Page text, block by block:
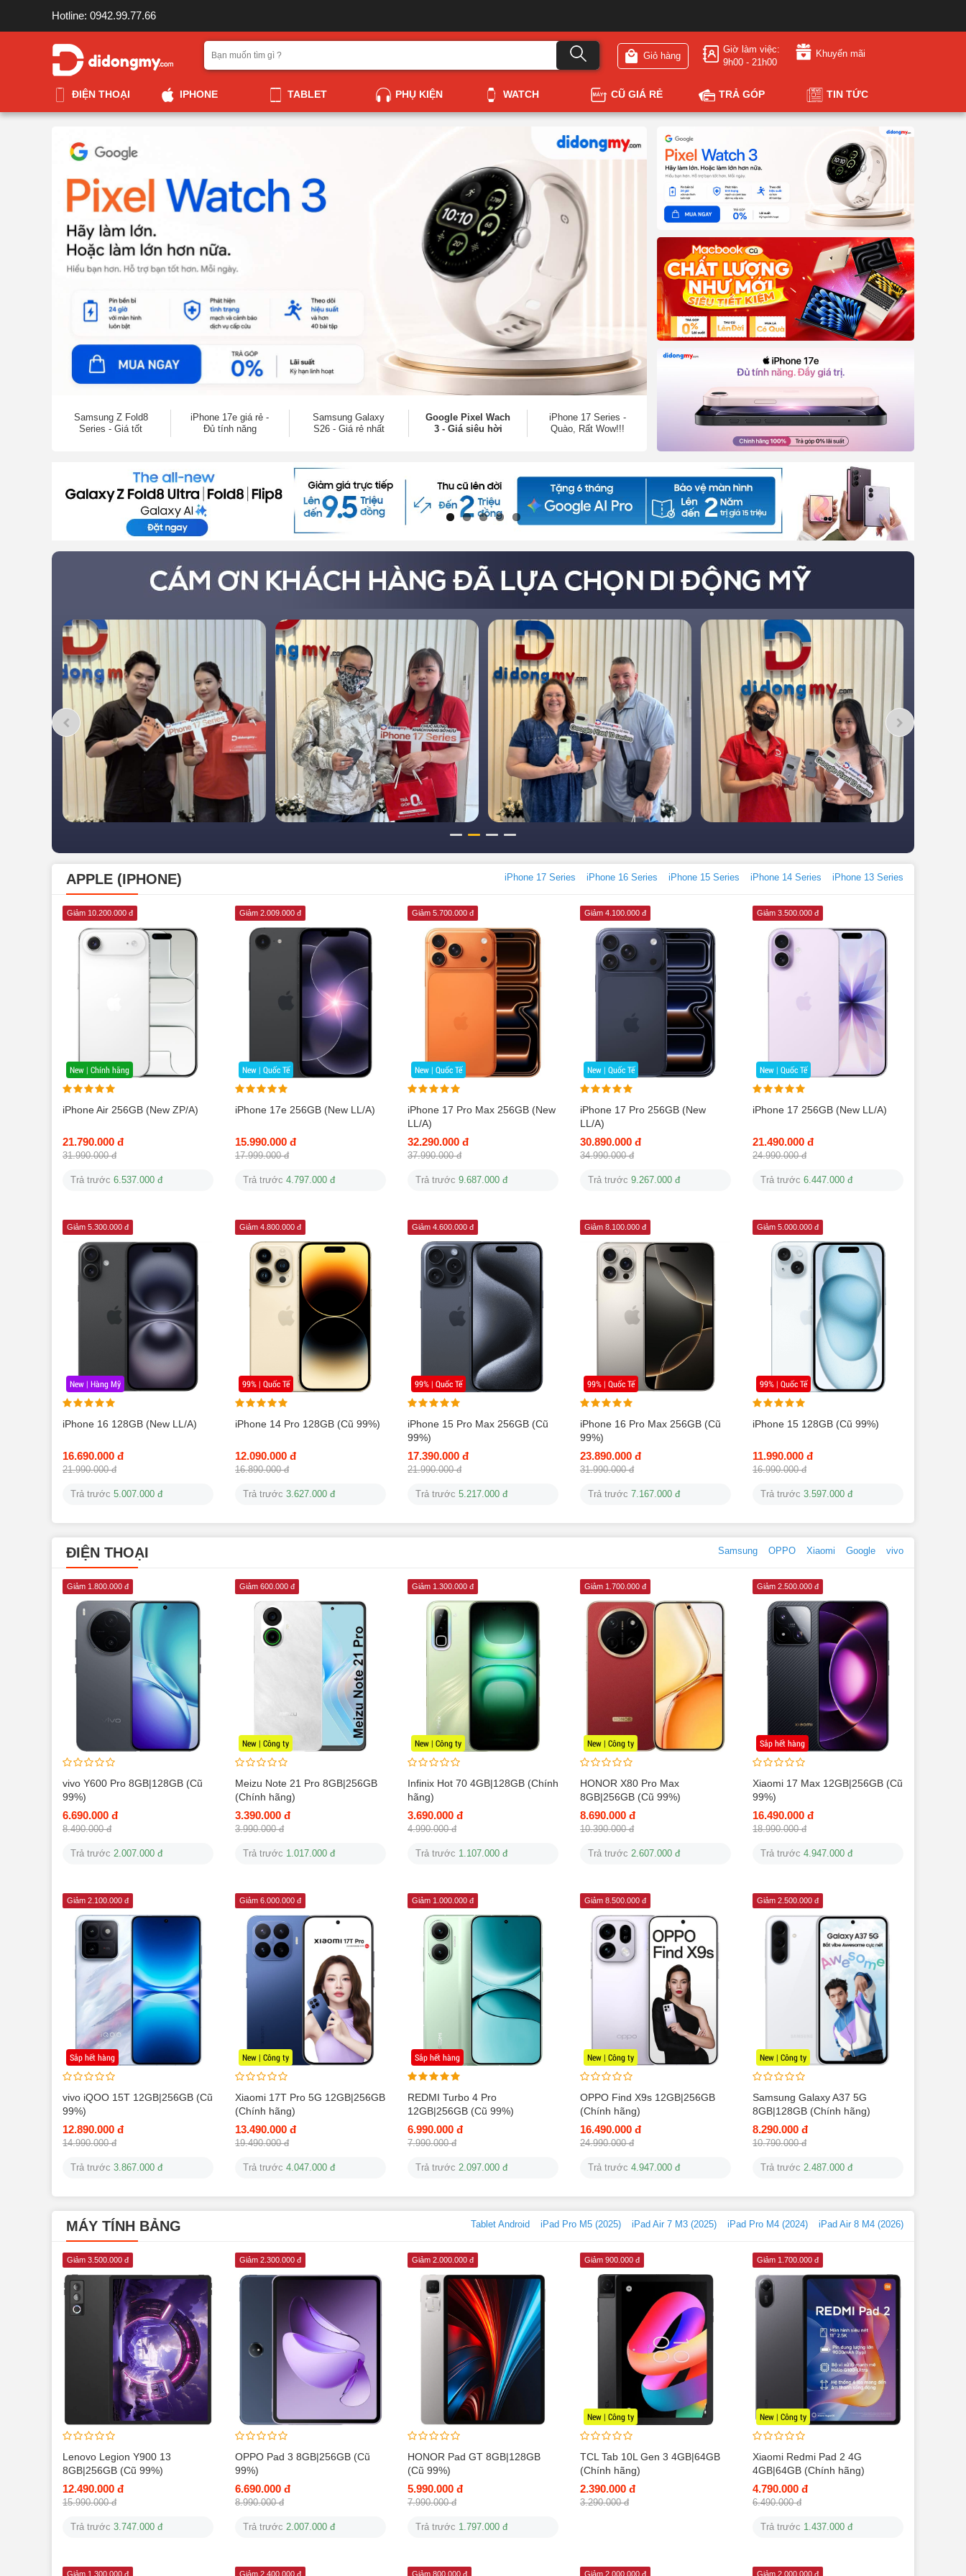
Hotline: 0942.99.77.66
Giỏ hàng
Giờ làm việc:
9h00 - 21h00
Khuyến mãi
ĐIỆN THOẠI IPHONE TABLET PHỤ KIỆN WATCH CŨ GIÁ RẺ TRẢ GÓP TIN TỨC
Samsung Z Fold8
Series - Giá tốt
iPhone 17e giá rẻ -
Đủ tính năng
Samsung Galaxy
S26 - Giá rẻ nhất
Google Pixel Wach
3 - Giá siêu hời
iPhone 17 Series -
Quào, Rất Wow!!!
APPLE (IPHONE) iPhone 17 Series iPhone 16 Series iPhone 15 Series iPhone 14 Series iPhone 13 Series
New | Chính hãng
Giảm 10.200.000 đ
iPhone Air 256GB (New ZP/A)
21.790.000 đ
31.990.000 đ
Trả trước 6.537.000 đ
New | Quốc Tế
Giảm 2.009.000 đ
iPhone 17e 256GB (New LL/A)
15.990.000 đ
17.999.000 đ
Trả trước 4.797.000 đ
New | Quốc Tế
Giảm 5.700.000 đ
iPhone 17 Pro Max 256GB (New
LL/A)
32.290.000 đ
37.990.000 đ
Trả trước 9.687.000 đ
New | Quốc Tế
Giảm 4.100.000 đ
iPhone 17 Pro 256GB (New
LL/A)
30.890.000 đ
34.990.000 đ
Trả trước 9.267.000 đ
New | Quốc Tế
Giảm 3.500.000 đ
iPhone 17 256GB (New LL/A)
21.490.000 đ
24.990.000 đ
Trả trước 6.447.000 đ
New | Hàng Mỹ
Giảm 5.300.000 đ
iPhone 16 128GB (New LL/A)
16.690.000 đ
21.990.000 đ
Trả trước 5.007.000 đ
99% | Quốc Tế
Giảm 4.800.000 đ
iPhone 14 Pro 128GB (Cũ 99%)
12.090.000 đ
16.890.000 đ
Trả trước 3.627.000 đ
99% | Quốc Tế
Giảm 4.600.000 đ
iPhone 15 Pro Max 256GB (Cũ
99%)
17.390.000 đ
21.990.000 đ
Trả trước 5.217.000 đ
99% | Quốc Tế
Giảm 8.100.000 đ
iPhone 16 Pro Max 256GB (Cũ
99%)
23.890.000 đ
31.990.000 đ
Trả trước 7.167.000 đ
99% | Quốc Tế
Giảm 5.000.000 đ
iPhone 15 128GB (Cũ 99%)
11.990.000 đ
16.990.000 đ
Trả trước 3.597.000 đ
ĐIỆN THOẠI Samsung OPPO Xiaomi Google vivo
Giảm 1.800.000 đ
vivo Y600 Pro 8GB|128GB (Cũ
99%)
6.690.000 đ
8.490.000 đ
Trả trước 2.007.000 đ
New | Công ty
Giảm 600.000 đ
Meizu Note 21 Pro 8GB|256GB
(Chính hãng)
3.390.000 đ
3.990.000 đ
Trả trước 1.017.000 đ
New | Công ty
Giảm 1.300.000 đ
Infinix Hot 70 4GB|128GB (Chính
hãng)
3.690.000 đ
4.990.000 đ
Trả trước 1.107.000 đ
New | Công ty
Giảm 1.700.000 đ
HONOR X80 Pro Max
8GB|256GB (Cũ 99%)
8.690.000 đ
10.390.000 đ
Trả trước 2.607.000 đ
Sắp hết hàng
Giảm 2.500.000 đ
Xiaomi 17 Max 12GB|256GB (Cũ
99%)
16.490.000 đ
18.990.000 đ
Trả trước 4.947.000 đ
Sắp hết hàng
Giảm 2.100.000 đ
vivo iQOO 15T 12GB|256GB (Cũ
99%)
12.890.000 đ
14.990.000 đ
Trả trước 3.867.000 đ
New | Công ty
Giảm 6.000.000 đ
Xiaomi 17T Pro 5G 12GB|256GB
(Chính hãng)
13.490.000 đ
19.490.000 đ
Trả trước 4.047.000 đ
Sắp hết hàng
Giảm 1.000.000 đ
REDMI Turbo 4 Pro
12GB|256GB (Cũ 99%)
6.990.000 đ
7.990.000 đ
Trả trước 2.097.000 đ
New | Công ty
Giảm 8.500.000 đ
OPPO Find X9s 12GB|256GB
(Chính hãng)
16.490.000 đ
24.990.000 đ
Trả trước 4.947.000 đ
New | Công ty
Giảm 2.500.000 đ
Samsung Galaxy A37 5G
8GB|128GB (Chính hãng)
8.290.000 đ
10.790.000 đ
Trả trước 2.487.000 đ
MÁY TÍNH BẢNG Tablet Android iPad Pro M5 (2025) iPad Air 7 M3 (2025) iPad Pro M4 (2024) iPad Air 8 M4 (2026)
Giảm 3.500.000 đ
Lenovo Legion Y900 13
8GB|256GB (Cũ 99%)
12.490.000 đ
15.990.000 đ
Trả trước 3.747.000 đ
Giảm 2.300.000 đ
OPPO Pad 3 8GB|256GB (Cũ
99%)
6.690.000 đ
8.990.000 đ
Trả trước 2.007.000 đ
Giảm 2.000.000 đ
HONOR Pad GT 8GB|128GB
(Cũ 99%)
5.990.000 đ
7.990.000 đ
Trả trước 1.797.000 đ
New | Công ty
Giảm 900.000 đ
TCL Tab 10L Gen 3 4GB|64GB
(Chính hãng)
2.390.000 đ
3.290.000 đ
New | Công ty
Giảm 1.700.000 đ
Xiaomi Redmi Pad 2 4G
4GB|64GB (Chính hãng)
4.790.000 đ
6.490.000 đ
Trả trước 1.437.000 đ
Giảm 1.300.000 đ Giảm 2.400.000 đ Giảm 800.000 đ Giảm 2.000.000 đ Giảm 2.000.000 đ